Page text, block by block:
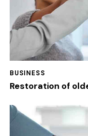
BUSINESS
Restoration of